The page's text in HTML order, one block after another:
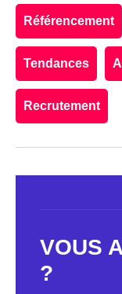
Référencement
Tendances
Recrutement
VOUS
?